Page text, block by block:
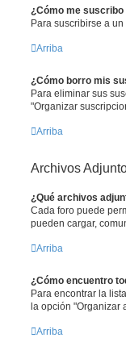
¿Cómo me
Para suscribirse a
Arriba
¿Cómo borro mis
Para eliminar sus
"Organizar
Arriba
Archivos
¿Qué archivos
Cada foro puede
pueden cargar,
Arriba
¿Cómo encuentro
Para encontrar la
la opción "Organizar
Arriba